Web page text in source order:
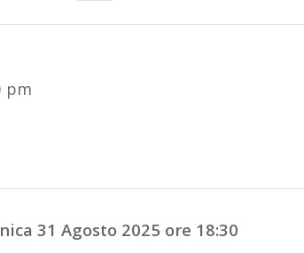
pm
31 Agosto 2025 ore 18:30